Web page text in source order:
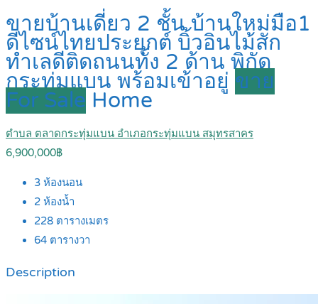
ขายบ้านเดี่ยว 2 ชั้น บ้านใหม่มือ1
ดีไซน์ไทยประยุกต์ บิ้วอินไม้สัก
ทำเลดีติดถนนทั้ง 2 ด้าน พิกัด
กระทุ่มแบน พร้อมเข้าอยู่ ขาย
For Sale Home
ตำบล ตลาดกระทุ่มแบน อำเภอกระทุ่มแบน สมุทรสาคร
6,900,000฿
3 ห้องนอน
2 ห้องน้ำ
228 ตารางเมตร
64 ตารางวา
Description